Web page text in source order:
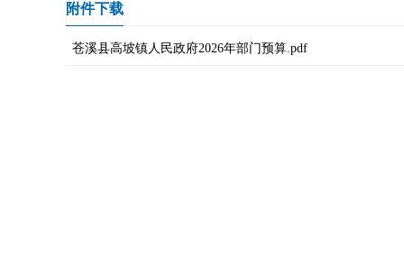
附件下载
苍溪县高坡镇人民政府2026年部门预算.pdf